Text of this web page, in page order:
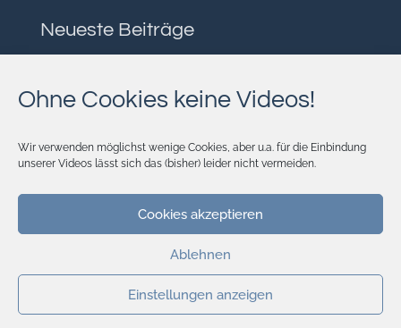
Ohne Cookies keine Videos!
Wir verwenden möglichst wenige Cookies, aber u.a. für die Einbindung
unserer Videos lässt sich das (bisher) leider nicht vermeiden.
Cookies akzeptieren
Ablehnen
Einstellungen anzeigen
Neueste Beiträge
Lebensraum
Ungeahnter Schatz
KONTAKT
DATENSCHUTZ
COOKIE-RICHTLINIE (EU)
IMPRESSUM